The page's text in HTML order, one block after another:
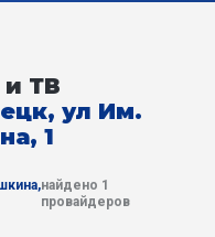
и ТВ
ул Им.
1
найдено 1
провайдеров